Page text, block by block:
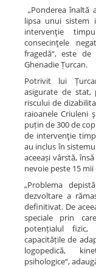
„Ponderea
lipsa unui sistem
intervenţie
consecinţele
fragedă“, este
Ghenadie Țurcan.
Potrivit lui
asigurate de
riscului de
raioanele Criuleni
puțin de 300 de
de intervenţie
au inclus în
aceeași vârstă,
nevoie peste 15
„Problema
dezvoltare a
definitivat. De
speciale prin
potențialul fizic,
capacitățile de
logopedică,
psihologice“,